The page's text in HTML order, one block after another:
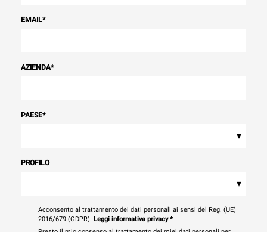
EMAIL*
AZIENDA*
PAESE*
▾
PROFILO
▾
Acconsento al trattamento dei dati personali ai sensi del Reg. (UE)
2016/679 (GDPR). Leggi informativa privacy*